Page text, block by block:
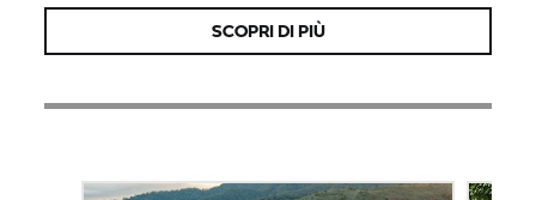
SCOPRI DI PIÙ